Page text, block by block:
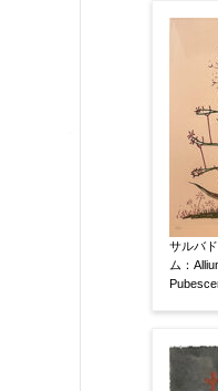
サイ
限定
制作
サルバ
ム：